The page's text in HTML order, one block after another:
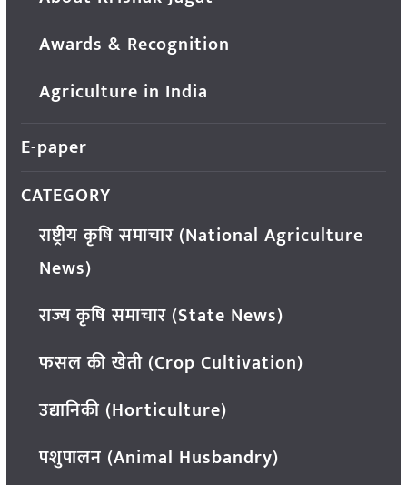
Awards & Recognition
Agriculture in India
E-paper
CATEGORY
राष्ट्रीय कृषि समाचार (National Agriculture
News)
राज्य कृषि समाचार (State News)
फसल की खेती (Crop Cultivation)
उद्यानिकी (Horticulture)
पशुपालन (Animal Husbandry)